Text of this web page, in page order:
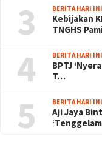
3 BERITA HARI
Kebijakan
TNGHS
4 BERITA HARI
BPTJ
T…
5 BERITA HARI
Aji Jaya